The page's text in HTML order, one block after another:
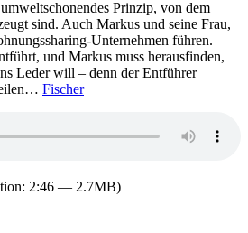
Prinzip, von dem
sind. Auch Markus und seine Frau,
Unternehmen führen.
und Markus muss herausfinden,
Leder will – denn der Entführer
Fischer
2:46 — 2.7MB)